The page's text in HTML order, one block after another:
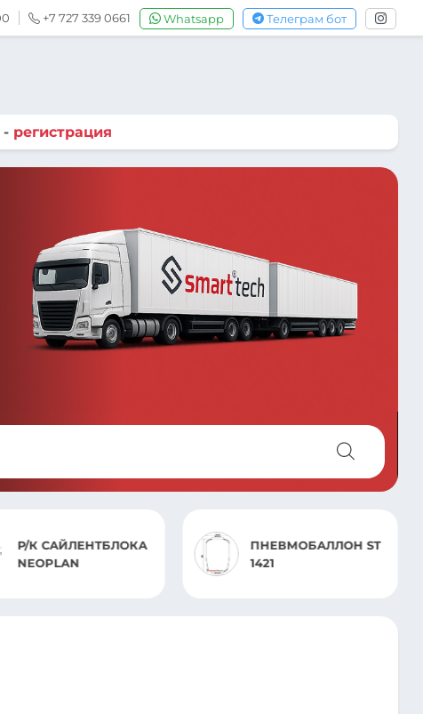
+7 727 339 0661 Whatsapp Телеграм бот
- регистрация
К САЙЛЕНТБЛОКА
ПНЕВМОБАЛЛОН ST
1421